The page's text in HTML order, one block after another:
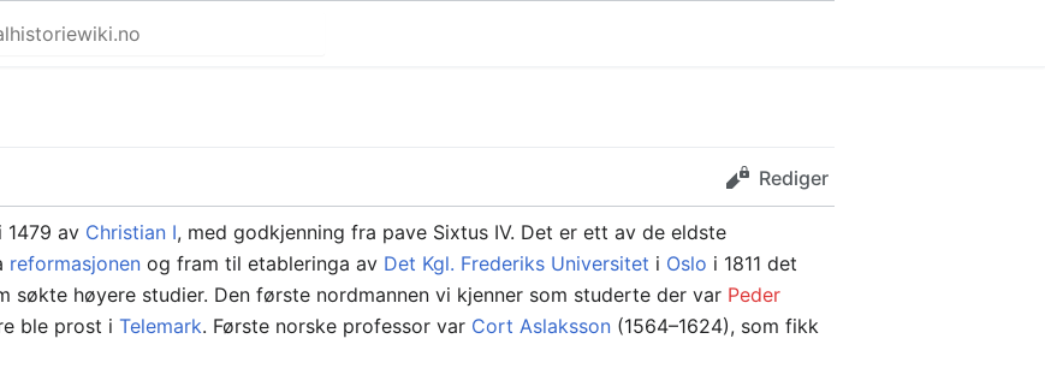
Rediger
1479 av Christian I, med godkjenning fra pave Sixtus IV. Det er ett av de eldste
reformasjonen og fram til etableringa av Det Kgl. Frederiks Universitet i Oslo i 1811 det
søkte høyere studier. Den første nordmannen vi kjenner som studerte der var Peder
ble prost iTelemark. Første norske professor var Cort Aslaksson (1564–1624), som fikk